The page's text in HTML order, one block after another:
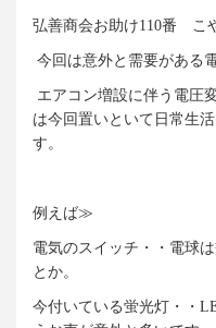
弘善商会お助け110番 こ
今回は意外と需要がある
エアコン増設に伴う電圧
は今回置いといて日常生
す。
例えば≫
電気のスイッチ・・電球
とか。
今付いている蛍光灯・・